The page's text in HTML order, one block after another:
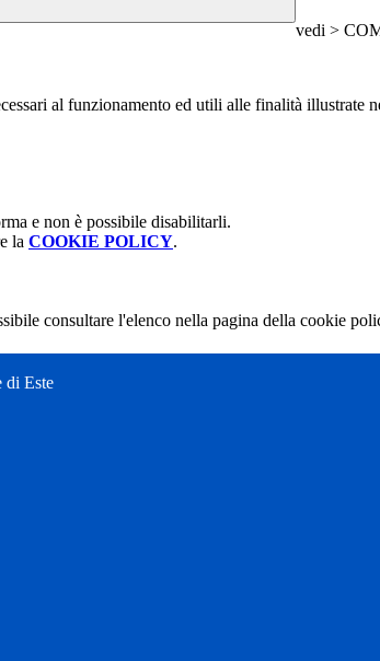
vedi >
al funzionamento ed utili alle finalità illustrate
e non è possibile disabilitarli.
la COOKIE POLICY.
consultare l'elenco nella pagina della cookie
di Este